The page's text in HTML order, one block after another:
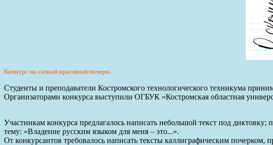
Конкурс на самый красивый почерк.
Студенты и преподаватели Костромского технологического техникума
Организаторами конкурса выступили ОГБУК «Костромская областная
Участникам конкурса предлагалось написать небольшой текст под
тему: «Владение русским языком для меня – это...».
От конкурсантов требовалось написать тексты каллиграфическим